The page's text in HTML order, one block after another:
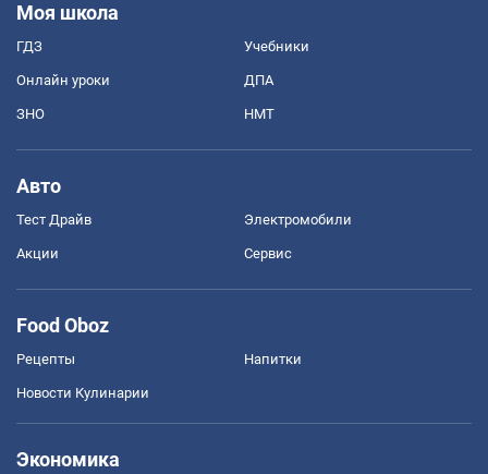
Моя школа
ГДЗ Учебники
Онлайн уроки ДПА
ЗНО НМТ
Авто
Тест Драйв Электромобили
Акции Сервис
Food Oboz
Рецепты Напитки
Новости Кулинарии
Экономика